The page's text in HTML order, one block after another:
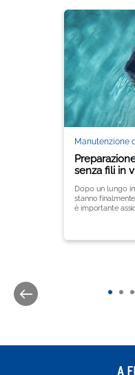
Manutenzione
senza fili in
Dopo un lungo
stanno
è importante
l'acqua